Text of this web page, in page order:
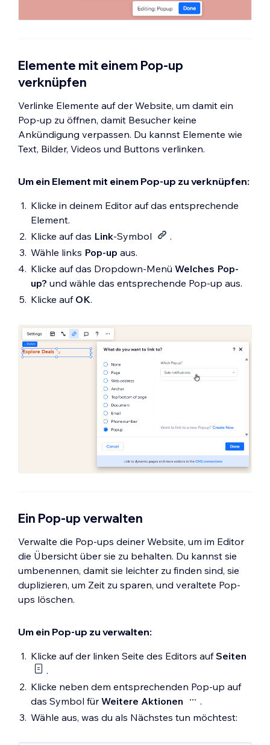
Elemente mit einem Pop-up
verknüpfen
Verlinke Elemente auf der Website, um damit ein
Pop-up zu öffnen, damit Besucher keine
Ankündigung verpassen. Du kannst Elemente wie
Text, Bilder, Videos und Buttons verlinken.
Um ein Element mit einem Pop-up zu verknüpfen:
Klicke in deinem Editor auf das entsprechende
Element.
Klicke auf das Link-Symbol
.
Wähle links Pop-up aus.
Klicke auf das Dropdown-Menü Welches Pop-
up? und wähle das entsprechende Pop-up aus.
Klicke auf OK.
Ein Pop-up verwalten
Verwalte die Pop-ups deiner Website, um im Editor
die Übersicht über sie zu behalten. Du kannst sie
umbenennen, damit sie leichter zu finden sind, sie
duplizieren, um Zeit zu sparen, und veraltete Pop-
ups löschen.
Um ein Pop-up zu verwalten:
Klicke auf der linken Seite des Editors aufSeiten
.
Klicke neben dem entsprechenden Pop-up auf
das Symbol fürWeitere Aktionen
.
Wähle aus, was du als Nächstes tun möchtest: